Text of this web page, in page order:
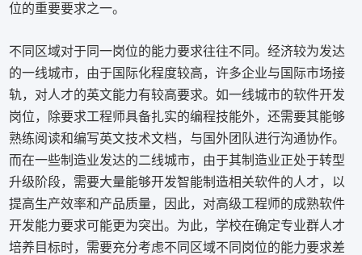
位的重要要求之一。
不同区域对于同一岗位的能力要求往往不同。经济较为发达
的一线城市，由于国际化程度较高，许多企业与国际市场接
轨，对人才的英文能力有较高要求。如一线城市的软件开发
岗位，除要求工程师具备扎实的编程技能外，还需要其能够
熟练阅读和编写英文技术文档，与国外团队进行沟通协作。
而在一些制造业发达的二线城市，由于其制造业正处于转型
升级阶段，需要大量能够开发智能制造相关软件的人才，以
提高生产效率和产品质量，因此，对高级工程师的成熟软件
开发能力要求可能更为突出。为此，学校在确定专业群人才
培养目标时，需要充分考虑不同区域不同岗位的能力要求差